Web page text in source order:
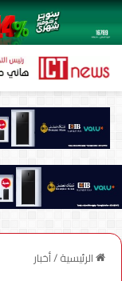
الرئيسية/أخبار